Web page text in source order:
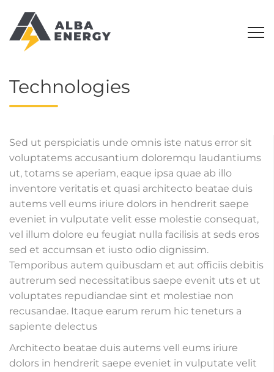
Technologies
Sed ut perspiciatis unde omnis iste natus error sit
voluptatems accusantium doloremqu laudantiums
ut, totams se aperiam, eaque ipsa quae ab illo
inventore veritatis et quasi architecto beatae duis
autems vell eums iriure dolors in hendrerit saepe
eveniet in vulputate velit esse molestie consequat,
vel illum dolore eu feugiat nulla facilisis at seds eros
sed et accumsan et iusto odio dignissim.
Temporibus autem quibusdam et aut officiis debitis
autrerum sed necessitatibus saepe evenit uts et ut
voluptates repudiandae sint et molestiae non
recusandae. Itaque earum rerum hic teneturs a
sapiente delectus
Architecto beatae duis autems vell eums iriure
dolors in hendrerit saepe eveniet in vulputate velit